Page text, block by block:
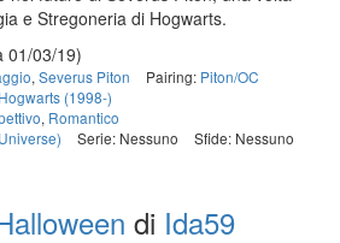
e Stregoneria di Hogwarts.
01/03/19)
, Severus Piton Pairing: Piton/OC
(1998-)
, Romantico
Serie: Nessuno
Sfide: Nessuno
di Ida59